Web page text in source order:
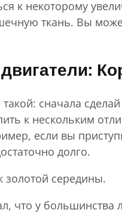
к некоторому
ткань. Вы
такой: сначала
к нескольким
если вы
долго.
золотой середины.
что у